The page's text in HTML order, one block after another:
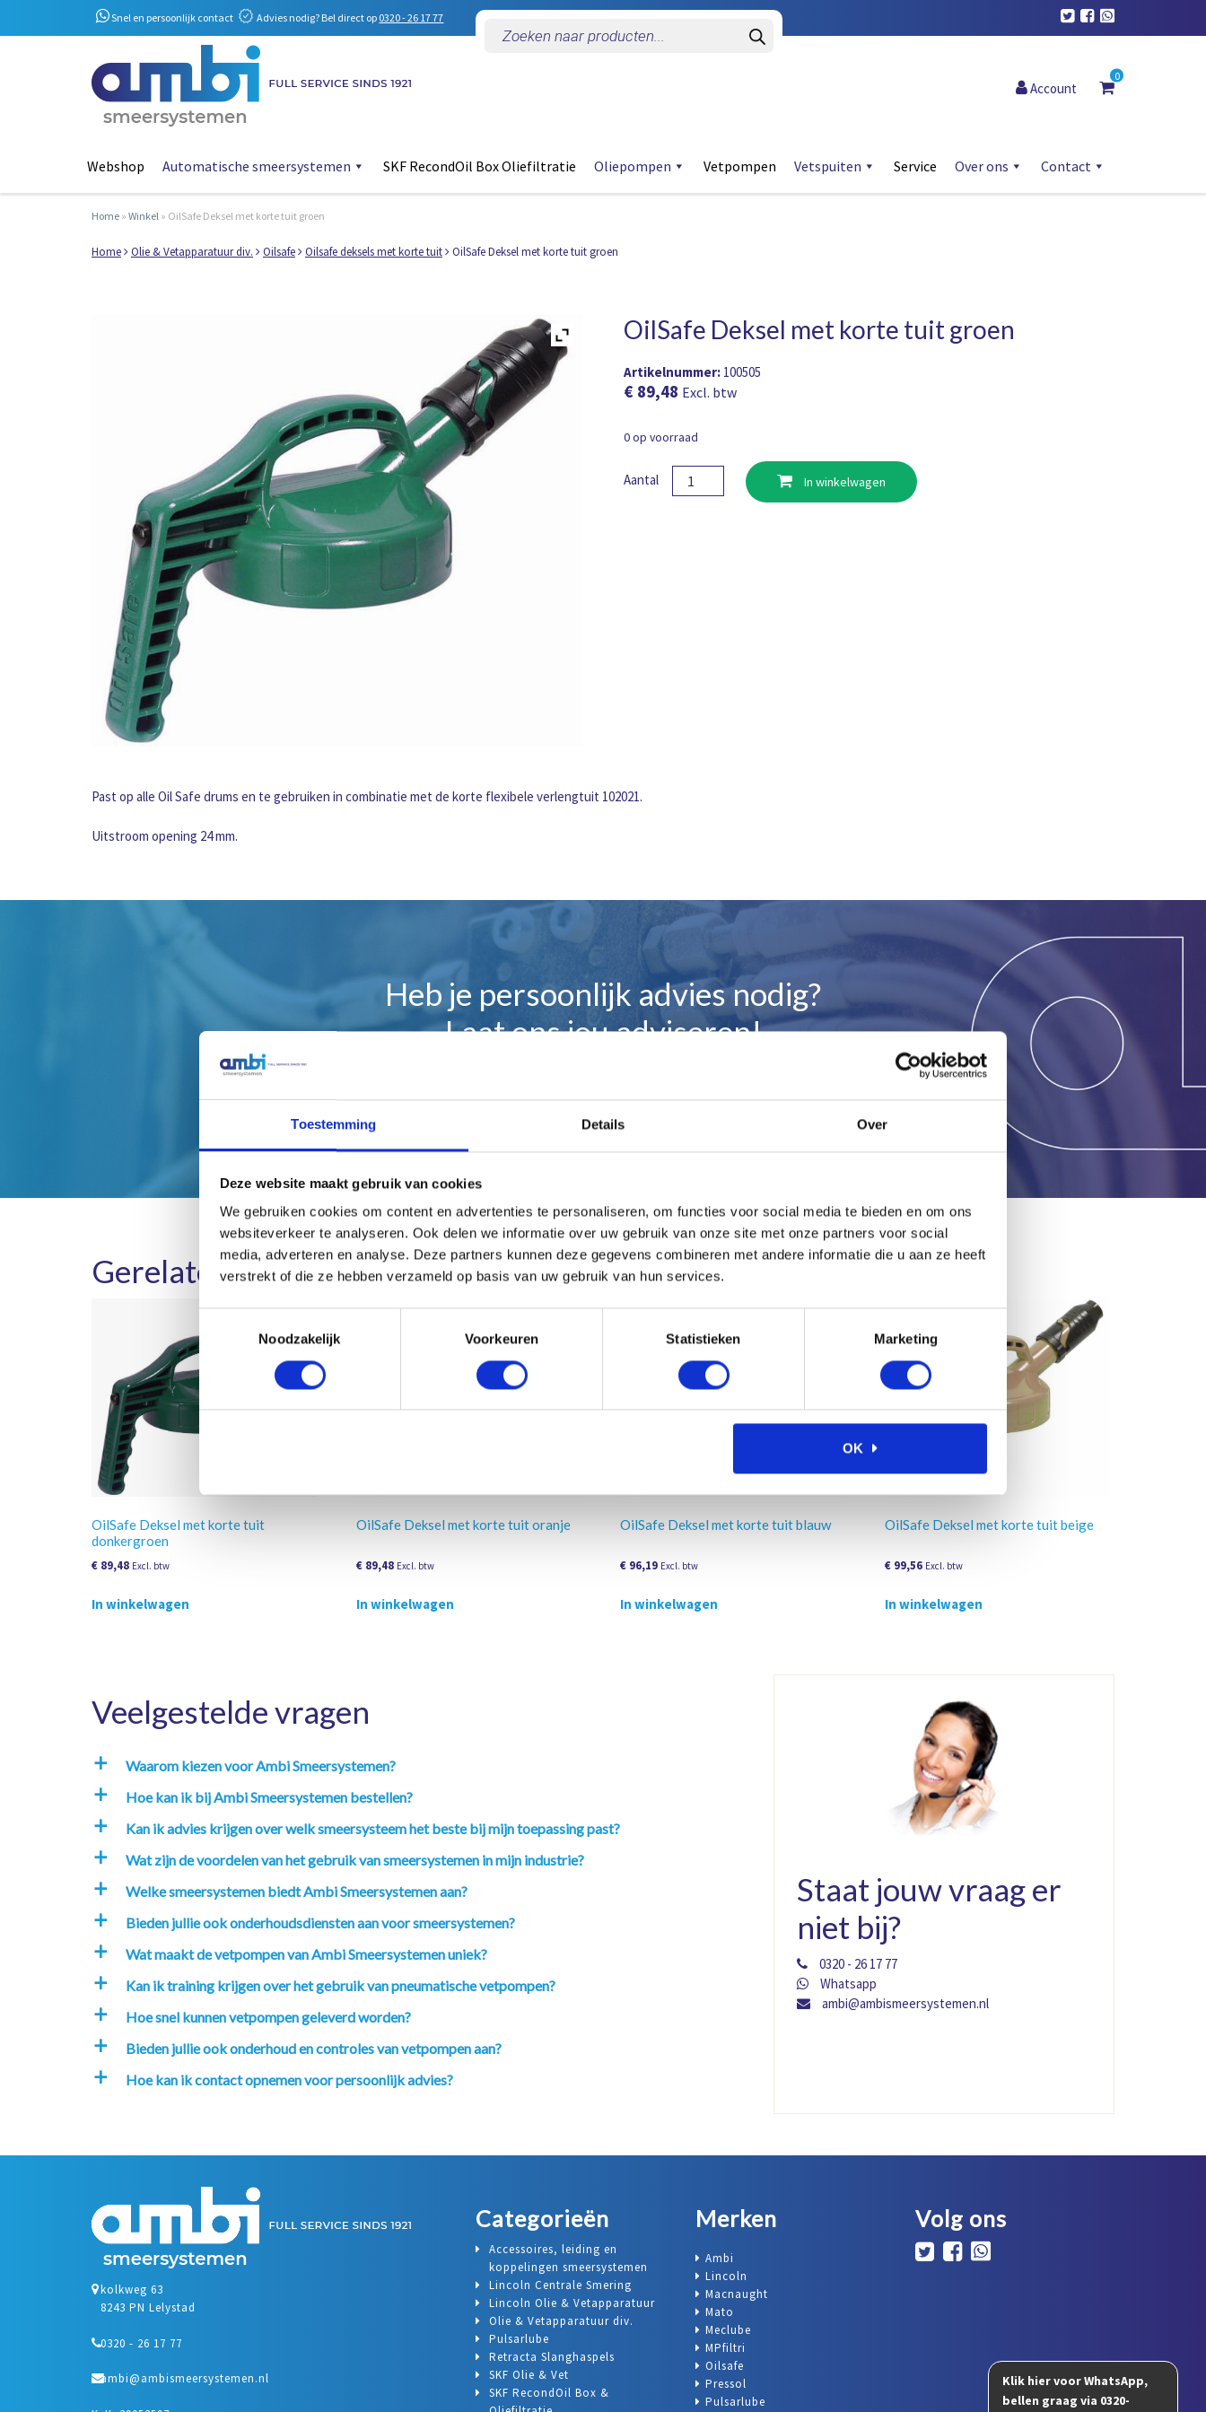
Toestemming Details Over
Deze website maakt gebruik van cookies
We gebruiken cookies om content en advertenties te personaliseren, om functies voor social media te bieden en om ons
websiteverkeer te analyseren. Ook delen we informatie over uw gebruik van onze site met onze partners voor social
media, adverteren en analyse. Deze partners kunnen deze gegevens combineren met andere informatie die u aan ze heeft
verstrekt of die ze hebben verzameld op basis van uw gebruik van hun services.
Noodzakelijk
Voorkeuren Statistieken Marketing
OK
Snel en persoonlijk contact Advies nodig? Bel direct op 0320 - 26 17 77
zoeken
Account
0
Webshop Automatische smeersystemen SKF RecondOil Box Oliefiltratie Oliepompen Vetpompen Vetspuiten Service Over ons Contact
Home » Winkel » OilSafe Deksel met korte tuit groen
Home Olie & Vetapparatuur div. Oilsafe Oilsafe deksels met korte tuit OilSafe Deksel met korte tuit groen
OilSafe Deksel met korte tuit groen
Artikelnummer: 100505
€89,48 Excl. btw
0 op voorraad
Aantal
OilSafe
Deksel
In winkelwagen
Past op alle Oil Safe drums en te gebruiken in combinatie met de korte flexibele verlengtuit 102021.
Uitstroom opening 24 mm.
Heb je persoonlijk advies nodig?
Laat ons jou adviseren!
Gerelateerde producten
OilSafe Deksel met korte tuit
donkergroen
€ 89,48 Excl. btw
In winkelwagen
OilSafe Deksel met korte tuit oranje
€89,48 Excl. btw
In winkelwagen
OilSafe Deksel met korte tuit blauw
€ 96,19 Excl. btw
In winkelwagen
OilSafe Deksel met korte tuit beige
€ 99,56 Excl. btw
In winkelwagen
Veelgestelde vragen
a Waarom kiezen voor Ambi Smeersystemen?
a Hoe kan ik bij Ambi Smeersystemen bestellen?
a Kan ik advies krijgen over welk smeersysteem het beste bij mijn toepassing past?
a Wat zijn de voordelen van het gebruik van smeersystemen in mijn industrie?
a Welke smeersystemen biedt Ambi Smeersystemen aan?
a Bieden jullie ook onderhoudsdiensten aan voor smeersystemen?
a Wat maakt de vetpompen van Ambi Smeersystemen uniek?
a Kan ik training krijgen over het gebruik van pneumatische vetpompen?
a Hoe snel kunnen vetpompen geleverd worden?
a Bieden jullie ook onderhoud en controles van vetpompen aan?
a Hoe kan ik contact opnemen voor persoonlijk advies?
Staat jouw vraag er
niet bij?
0320 - 26 17 77
Whatsapp
ambi@ambismeersystemen.nl
kolkweg 63
8243 PN Lelystad
0320 - 26 17 77
ambi@ambismeersystemen.nl
Categorieën
Accessoires, leiding en
koppelingen smeersystemen
Lincoln Centrale Smering
Lincoln Olie & Vetapparatuur
Olie & Vetapparatuur div.
Pulsarlube
Retracta Slanghaspels
SKF Olie & Vet
SKF RecondOil Box &
Merken
Ambi
Lincoln
Macnaught
Mato
Meclube
MPfiltri
Oilsafe
Pressol
Pulsarlube
Volg ons